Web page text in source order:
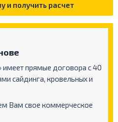
и получить расчет
прямые договора с 40
сайдинга, кровельных и
Вам свое коммерческое